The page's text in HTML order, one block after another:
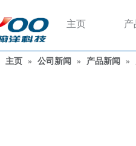
主页 产
主页 » 公司新闻 » 产品新闻 »